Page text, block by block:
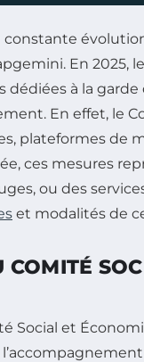
En 2025,
dédiées à la
En effet, le
plateformes de
ces mesures
ou des
et modalités de
COMITÉ
Social et